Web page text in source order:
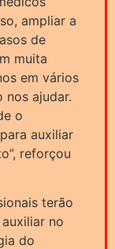
ampliar a
de
muita
em vários
nos ajudar.
o
auxiliar
reforçou
terão
no
do